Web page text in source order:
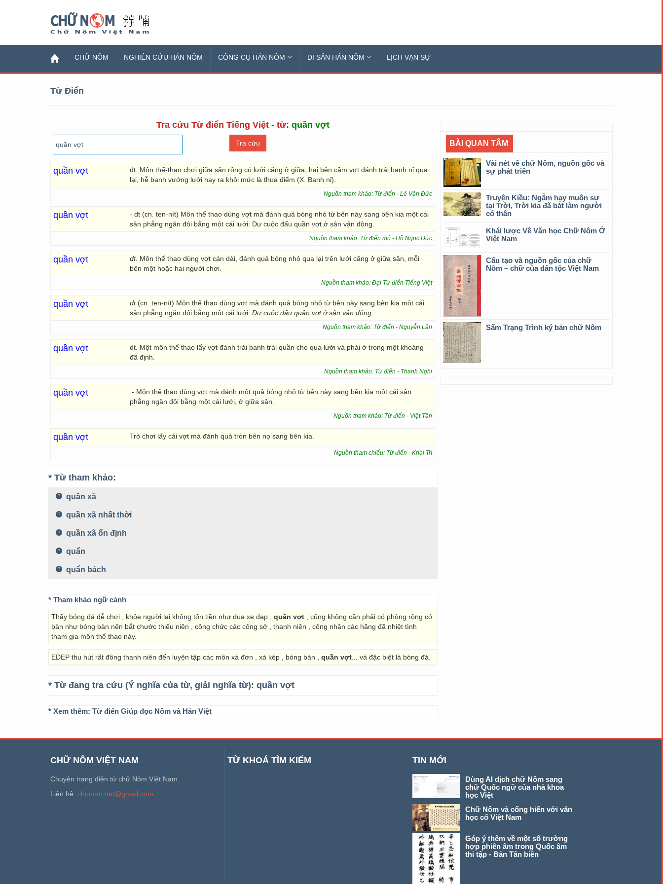
CHỮ NÔM NGHIÊN CỨU HÁN NÔM CÔNG CỤ HÁN NÔM DI SẢN HÁN NÔM LỊCH VẠN SỰ
Từ Điển
Tra cứu Từ điển Tiếng Việt - từ: quần vợt
quần vợt
dt. Môn thể-thao chơi giữa sân rộng có lưới căng ở giữa; hai bên cầm vợt đánh trái banh nỉ qua
lại, hễ banh vướng lưới hay ra khỏi mức là thua điểm (X. Banh nỉ).
Nguồn tham khảo: Từ điển - Lê Văn Đức
quần vợt
- dt (cn. ten-nít) Môn thể thao dùng vợt mà đánh quả bóng nhỏ từ bên này sang bên kia một cái
sân phẳng ngăn đôi bằng một cái lưới: Dự cuộc đấu quần vợt ở sân vận động.
Nguồn tham khảo: Từ điển mở - Hồ Ngọc Đức
quần vợt dt. Môn thể thao dùng vợt cán dài, đánh quả bóng nhỏ qua lại trên lưới căng ở giữa sân, mỗi
bên một hoặc hai người chơi.
Nguồn tham khảo: Đại Từ điển Tiếng Việt
quần vợt dt (cn. ten-nít) Môn thể thao dùng vợt mà đánh quả bóng nhỏ từ bên này sang bên kia một cái
sân phẳng ngăn đôi bằng một cái lưới: Dự cuộc đấu quần vợt ở sân vận động.
Nguồn tham khảo: Từ điển - Nguyễn Lân
quần vợt
dt. Một môn thể thao lấy vợt đánh trái banh trái quần cho qua lưới và phải ở trong một khoảng
đã định.
Nguồn tham khảo: Từ điển - Thanh Nghị
quần vợt
.- Môn thể thao dùng vợt mà đánh một quả bóng nhỏ từ bên này sang bên kia một cái sân
phẳng ngăn đôi bằng một cái lưới, ở giữa sân.
Nguồn tham khảo: Từ điển - Việt Tân
quần vợt Trò chơi lấy cái vợt mà đánh quả tròn bên nọ sang bên kia.
Nguồn tham chiếu: Từ điển - Khai Trí
* Từ tham khảo:
quần xã
quần xã nhất thời
quần xã ổn định
quẩn
quẩn bách
* Tham khảo ngữ cảnh
Thấy bóng đá dễ chơi , khỏe người lại không tốn tiền như đua xe đạp , quần vợt , cũng không cần phải có phòng rộng có
bàn như bóng bàn nên bắt chước thiếu niên , công chức các công sở , thanh niên , công nhân các hãng đã nhiệt tình
tham gia môn thể thao này.
EDEP thu hút rất đông thanh niên đến luyện tập các môn xà đơn , xà kép , bóng bàn , quần vợt ... và đặc biệt là bóng đá.
* Từ đang tra cứu (Ý nghĩa của từ, giải nghĩa từ): quần vợt
* Xem thêm: Từ điển Giúp đọc Nôm và Hán Việt
BÀI QUAN TÂM
Vài nét về chữ Nôm, nguồn gốc và
sự phát triển
Truyện Kiều: Ngẫm hay muôn sự
tại Trời, Trời kia đã bắt làm người
có thân
Khái lược Về Văn học Chữ Nôm Ở
Việt Nam
Cấu tạo và nguồn gốc của chữ
Nôm – chữ của dân tộc Việt Nam
Sấm Trạng Trình ký bản chữ Nôm
CHỮ NÔM VIỆT NAM
Chuyên trang điện tử chữ Nôm Việt Nam.
Liên hệ: chunom.net@gmail.com
TỪ KHOÁ TÌM KIẾM TIN MỚI
Dùng AI dịch chữ Nôm sang
chữ Quốc ngữ của nhà khoa
học Việt
Chữ Nôm và cống hiến với văn
học cổ Việt Nam
Góp ý thêm về một số trường
hợp phiên âm trong Quốc âm
thi tập - Bản Tân biên